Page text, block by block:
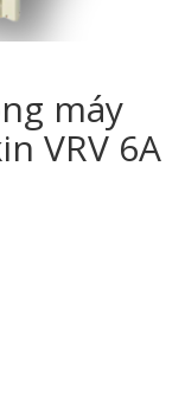
máy
VRV 6A